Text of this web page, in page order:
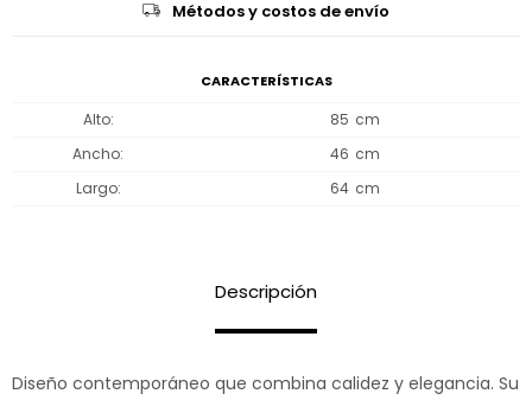
Métodos y costos de envío
CARACTERÍSTICAS
Alto
85
Ancho
46
Largo
64
Descripción
Diseño contemporáneo que combina calidez y elegancia. Su